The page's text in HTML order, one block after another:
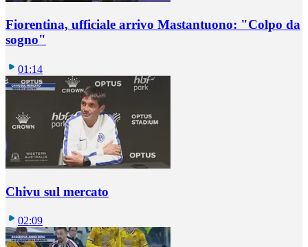
Fiorentina, ufficiale arrivo Mastantuono: "Colpo da
sogno"
01:14
Chivu sul mercato
02:09